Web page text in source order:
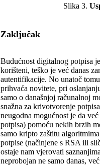
Slika 3.
Zaključak
Budućnost digitalnog potpisa
korišteni, teško je već danas
autentifikacije. No unatoč
prihvaća novitete, pri
samo o današnjoj računalnoj
snažna za krivotvorenje
neugodna mogućnost je da
potpisa) pomoću nekih brzih
samo kripto zaštitu
potpise (načinjene s RSA ili
ostaje nam vjerovati
neprobojan ne samo danas,